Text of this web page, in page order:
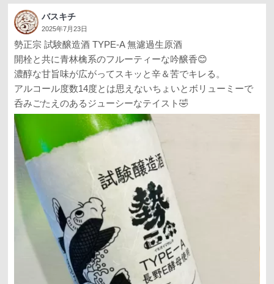
バスキチ
2025年7月23日
勢正宗 試験醸造酒 TYPE-A 無濾過生原酒
開栓と共に青林檎系のフルーティーな吟醸香😊
濃醇な甘旨味が広がってスキッと辛＆苦でキレる。
アルコール度数14度とは思えないちょいとボリューミーで
呑みごたえのあるジューシーなテイスト🤣